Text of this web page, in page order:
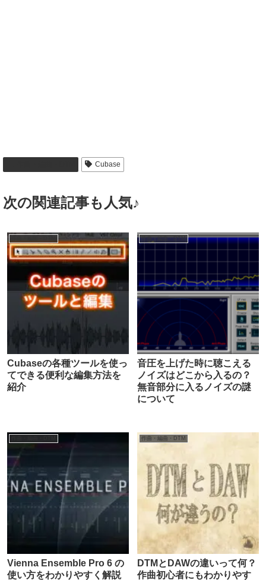
Cubase
次の関連記事も人気♪
Cubaseの各種ツールを使っ
てできる便利な編集方法を
紹介
作曲・編曲・DTM
音圧を上げた時に聴こえる
ノイズはどこから入るの？
無音部分に入るノイズの謎
について
Vienna Ensemble Pro 6 の
使い方をわかりやすく解説
作曲・編曲・DTM
DTMとDAWの違いって何？
作曲初心者にもわかりやす